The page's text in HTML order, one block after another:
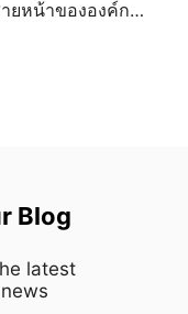
ำเป็นออกไป
ละเอียดปรากฏ
ะทำให้รู้สึก
ยหน้าขององค์กร
กี่ยวข้องกับปัญหา
? เราจะทำ
วอร์ไอทีที่มีอยู่
Blog
latest